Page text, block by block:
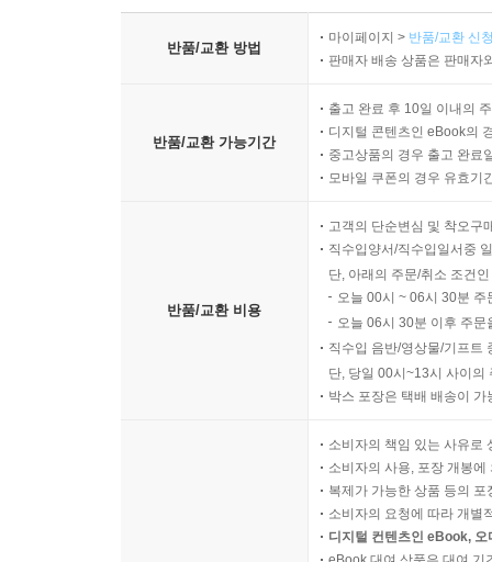
반품/교환 방법
마이페이지 > 반품/교환 신
판매자 배송 상품은 판매자
반품/교환 가능기간
출고 완료 후 10일 이내의
디지털 콘텐츠인 eBook의
중고상품의 경우 출고 완료
모바일 쿠폰의 경우 유효기
반품/교환 비용
고객의 단순변심 및 착오구
직수입양서/직수입일서중
단, 아래의 주문/취소 조건
오늘 00시 ~ 06시 30분
오늘 06시 30분 이후 주
직수입 음반/영상물/기프트
단, 당일 00시~13시 사이의
박스 포장은 택배 배송이
소비자의 책임 있는 사유로
소비자의 사용, 포장 개봉
복제가 가능한 상품 등의
소비자의 요청에 따라 개별
디지털 컨텐츠인 eBook,